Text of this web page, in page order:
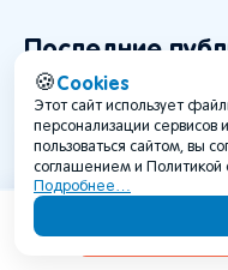
Последние
Открыть наш блог
🍪Cookies
Этот сайт использует
персонализации сервисов
пользоваться сайтом, вы
соглашением и Политикой
Подробнее…